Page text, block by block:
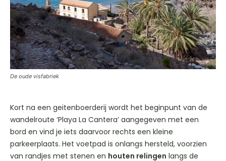
De oude visfabriek
Kort na een geitenboerderij wordt het beginpunt van de
wandelroute ‘Playa La Cantera’ aangegeven met een
bord en vind je iets daarvoor rechts een kleine
parkeerplaats. Het voetpad is onlangs hersteld, voorzien
van randjes met stenen en houten relingen langs de